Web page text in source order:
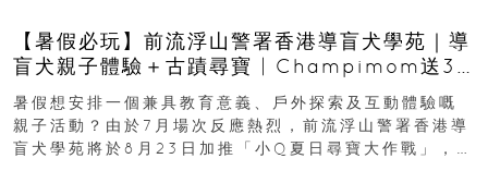
【暑假必玩】前流浮山警署香港導盲犬學苑｜導
盲犬親子體驗＋古蹟尋寶 | Champimom送3
組免費名額
暑假想安排一個兼具教育意義、戶外探索及互動體驗嘅
親子活動？由於7月場次反應熱烈，前流浮山警署香港導
盲犬學苑將於8月23日加推「小Q夏日尋寶大作戰」，家